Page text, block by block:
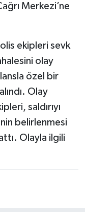
Merkezi’ne
ekipleri sevk
olay
özel bir
Olay
saldırıyı
belirlenmesi
Olayla ilgili